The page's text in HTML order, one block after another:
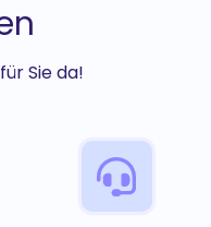
Sie da!